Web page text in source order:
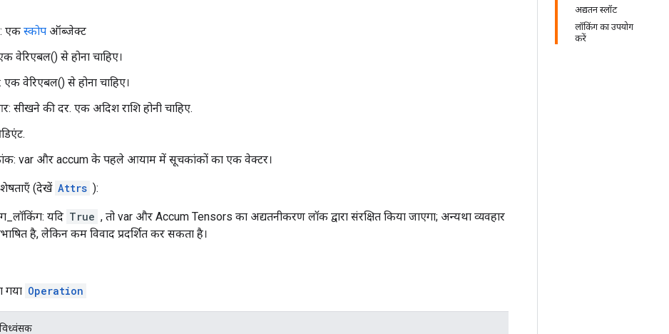
अद्यतन स्लॉट
लॉकिंग का उपयोग
करें
एक स्कोप ऑब्जेक्ट
वेरिएबल() से होना चाहिए।
वेरिएबल() से होना चाहिए।
सीखने की दर. एक अदिश राशि होनी चाहिए.
var और accum के पहले आयाम में सूचकांकों का एक वेक्टर।
(देखें Attrs ):
यदि True , तो var और Accum Tensors का अद्यतनीकरण लॉक द्वारा संरक्षित किया जाएगा; अन्यथा व्यवहार
है, लेकिन कम विवाद प्रदर्शित कर सकता है।
गया Operation
विध्वंसक